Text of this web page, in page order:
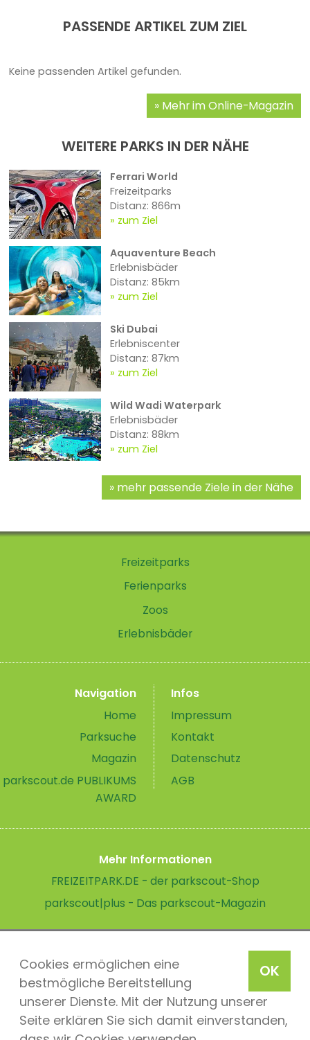
OK
Cookies ermöglichen eine
bestmögliche Bereitstellung
unserer Dienste. Mit der Nutzung unserer
Seite erklären Sie sich damit einverstanden,
PASSENDE ARTIKEL ZUM ZIEL
Keine passenden Artikel gefunden.
Mehr im Online-Magazin
WEITERE PARKS IN DER NÄHE
Ferrari World
Freizeitparks
Distanz: 866m
zum Ziel
Aquaventure Beach
Erlebnisbäder
Distanz: 85km
zum Ziel
Ski Dubai
Erlebniscenter
Distanz: 87km
zum Ziel
Wild Wadi Waterpark
Erlebnisbäder
Distanz: 88km
zum Ziel
mehr passende Ziele in der Nähe
Freizeitparks
Ferienparks
Zoos
Erlebnisbäder
Navigation
Home
Parksuche
Magazin
parkscout.de PUBLIKUMS
AWARD
Infos
Impressum
Kontakt
Datenschutz
AGB
Mehr Informationen
FREIZEITPARK.DE - der parkscout-Shop
parkscout|plus - Das parkscout-Magazin